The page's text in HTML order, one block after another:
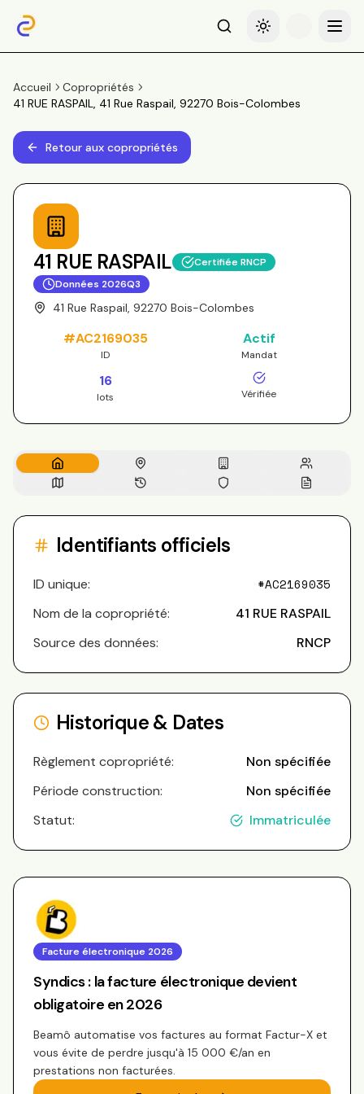
RechercheBasculer le thème
Menu
Accueil
Copropriétés
41 RUE RASPAIL, 41 Rue Raspail, 92270 Bois-Colombes
Retour aux copropriétés
41 RUE RASPAIL
Certifiée RNCP
Données 2026Q3
41 Rue Raspail, 92270 Bois-Colombes
#AC2169035
ID
Actif
Mandat
16
lots Vérifiée
Identifiants officiels
ID unique: #AC2169035
Nom de la copropriété:
41 RUE RASPAIL
Source des données:
RNCP
Historique & Dates
Règlement copropriété:
Non spécifiée
Période construction:
Non spécifiée
Statut:
Immatriculée
Facture électronique 2026
Syndics : la facture électronique devient
obligatoire en 2026
Beamô automatise vos factures au format Factur-X et
vous évite de perdre jusqu'à 15 000 €/an en
prestations non facturées.